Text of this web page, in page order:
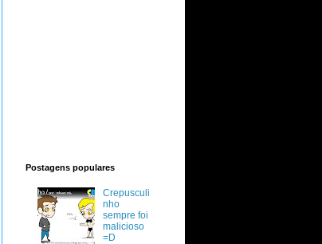
Postagens populares
Crepusculi
nho
sempre foi
malicioso
=D